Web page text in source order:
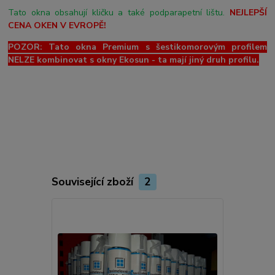
Tato okna obsahují kličku a také podparapetní lištu. NEJLEPŠÍ
CENA OKEN V EVROPĚ!
POZOR: Tato okna Premium s šestikomorovým profilem
NELZE kombinovat s okny Ekosun - ta mají jiný druh profilu.
Související zboží 2